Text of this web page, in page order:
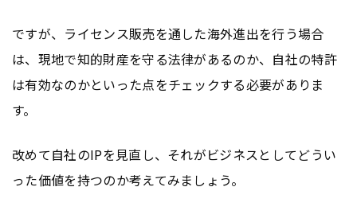
ですが、ライセンス販売を通した海外進出を行う場合
は、現地で知的財産を守る法律があるのか、自社の特許
は有効なのかといった点をチェックする必要がありま
す。
改めて自社のIPを見直し、それがビジネスとしてどうい
った価値を持つのか考えてみましょう。